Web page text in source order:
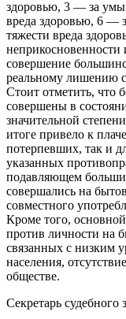
здоровью, 3 — за
вреда здоровью, 6 —
тяжести вреда
совершение
реальному лишению
Стоит отметить, что
совершены в
значительной
итоге привело к
потерпевших, так и
указанных
подавляющем
совершались на
совместного
Кроме того,
против личности на
связанных с низким
населения,
обществе.
Секретарь судебного